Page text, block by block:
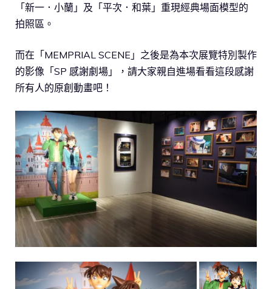
「新一．小蘭」及「平次．和葉」重現經典場面模型的
拍照區。
而在「MEMPRIAL SCENE」之後是為本次展覽特別製作
的影像「SP 感謝劇場」，請大家親自進場看看這段感謝
所有人的原創動畫吧！